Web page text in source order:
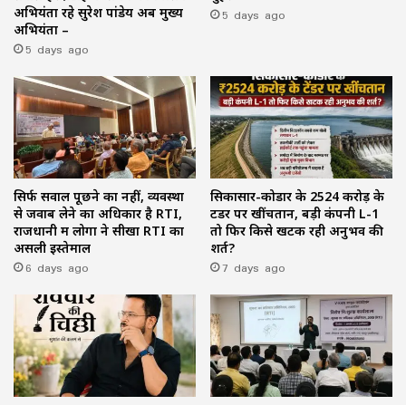
अभियंता रहे सुरेश पांडेय अब मुख्य
अभियंता –
5 days ago
5 days ago
सिर्फ सवाल पूछने का नहीं, व्यवस्था
से जवाब लेने का अधिकार है RTI,
राजधानी में लोगों ने सीखा RTI का
असली इस्तेमाल
6 days ago
सिकासार-कोडार के ₹2524 करोड़ के
टेंडर पर खींचतान, बड़ी कंपनी L-1
तो फिर किसे खटक रही अनुभव की
शर्त?
7 days ago